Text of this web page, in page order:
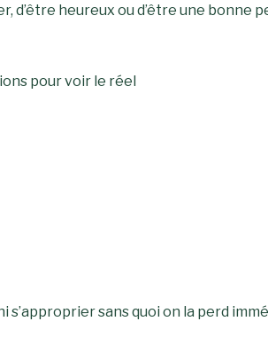
d’être heureux ou d’être une bonne
pour voir le réel
s’approprier sans quoi on la perd